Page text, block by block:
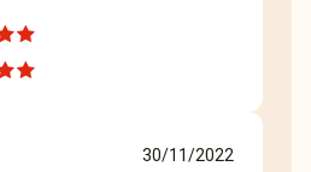
30/11/2022